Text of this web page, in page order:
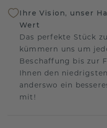
Ihre Vision, unser
Wert
Das perfekte Stück
kümmern uns um
Beschaffung bis zur
Ihnen den
anderswo ein
mit!